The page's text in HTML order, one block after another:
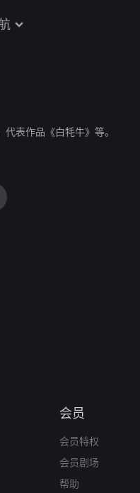
代表作品《白牦牛》等。
会员
会员特权
会员剧场
帮助